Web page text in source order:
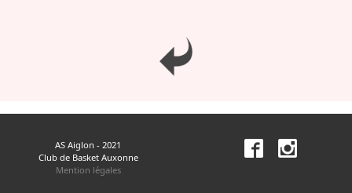
AS Aiglon - 2021
Club de Basket Auxonne
Mention légales